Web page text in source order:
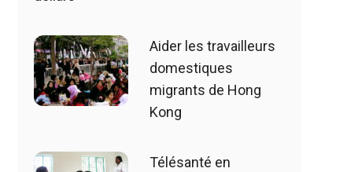
Aider les travailleurs
domestiques
migrants de Hong
Kong
Télésanté en